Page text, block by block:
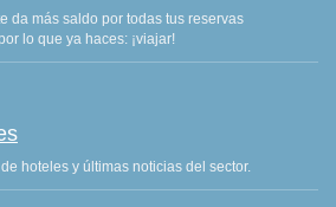
da más saldo por todas tus reservas
lo que ya haces: ¡viajar!
hoteles y últimas noticias del sector.